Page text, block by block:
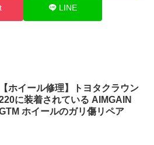
LINE
【ホイール修理】トヨタクラウン
に装着されている AIMGAIN
ホイールのガリ傷リペア